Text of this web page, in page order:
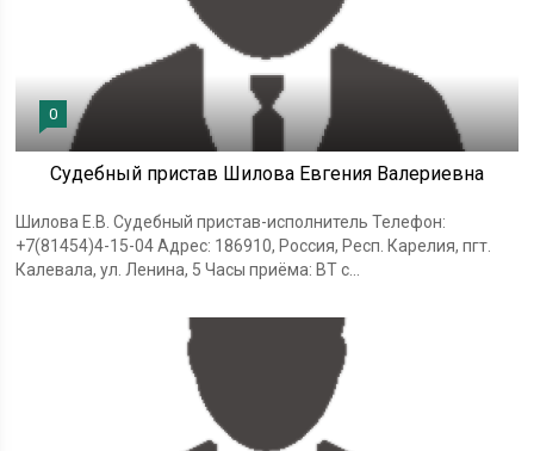
0
Судебный пристав Шилова Евгения Валериевна
Шилова Е.В. Судебный пристав-исполнитель Телефон:
+7(81454)4-15-04 Адрес: 186910, Россия, Респ. Карелия, пгт.
Калевала, ул. Ленина, 5 Часы приёма: ВТ с...